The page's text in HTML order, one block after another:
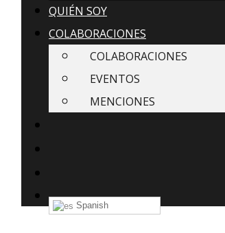
QUIÉN SOY
COLABORACIONES
COLABORACIONES
EVENTOS
MENCIONES
Spanish